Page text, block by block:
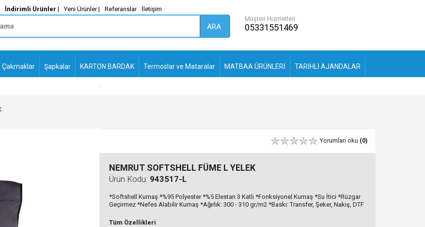
İndirimli Ürünler | Yeni Ürünler | Referanslar İletişim
ARA
Müşteri Hizmetleri
05331551469
Çakmaklar Şapkalar KARTON BARDAK Termoslar ve Mataralar MATBAA ÜRÜNLERİ TARİHLİ AJANDALAR
Yorumları oku (0)
NEMRUT SOFTSHELL FÜME L YELEK
Ürün Kodu: 943517-L
*Softshell Kumaş *%95 Polyester *%5 Elestan 3 Katlı *Fonksiyonel Kumaş *Su İtici *Rüzgar
Geçirmez *Nefes Alabilir Kumaş *Ağırlık: 300 - 310 gr/m2 *Baskı: Transfer, Şeker, Nakış, DTF
Tüm Özellikleri